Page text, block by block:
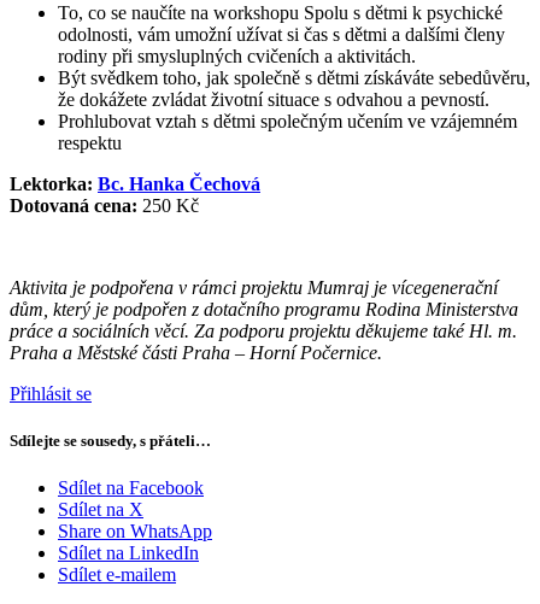
To, co se naučíte na workshopu Spolu s dětmi k psychické
odolnosti, vám umožní užívat si čas s dětmi a dalšími členy
rodiny při smysluplných cvičeních a aktivitách.
Být svědkem toho, jak společně s dětmi získáváte sebedůvěru,
že dokážete zvládat životní situace s odvahou a pevností.
Prohlubovat vztah s dětmi společným učením ve vzájemném
respektu
Lektorka: Bc. Hanka Čechová
Dotovaná cena: 250 Kč
Aktivita je podpořena v rámci projektu Mumraj je vícegenerační
dům, který je podpořen z dotačního programu Rodina Ministerstva
práce a sociálních věcí. Za podporu projektu děkujeme také Hl. m.
Praha a Městské části Praha – Horní Počernice.
Přihlásit se
Sdílejte se sousedy, s přáteli…
Sdílet na Facebook
Sdílet na X
Share on WhatsApp
Sdílet na LinkedIn
Sdílet e-mailem